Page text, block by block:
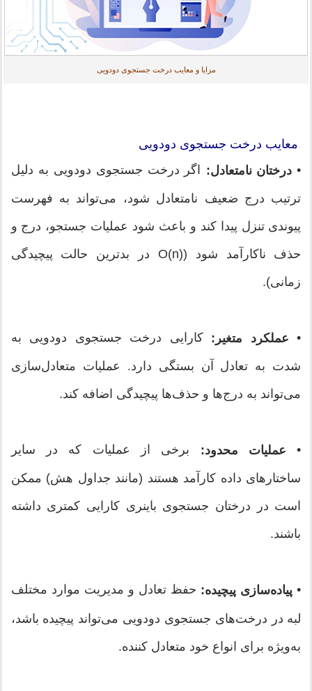
مزایا و معایب درخت جستجوی دودویی
معایب درخت جستجوی دودویی
• درختان نامتعادل: اگر درخت جستجوی دودویی به دلیل
ترتیب درج ضعیف نامتعادل شود، می‌تواند به فهرست
پیوندی تنزل پیدا کند و باعث شود عملیات جستجو، درج و
حذف ناکارآمد شود (O(n) در بدترین حالت پیچیدگی
زمانی).
• عملکرد متغیر: کارایی درخت جستجوی دودویی به
شدت به تعادل آن بستگی دارد. عملیات متعادل‌سازی
می‌تواند به درج‌ها و حذف‌ها پیچیدگی اضافه کند.
• عملیات محدود: برخی از عملیات که در سایر
ساختارهای داده کارآمد هستند (مانند جداول هش) ممکن
است در درختان جستجوی باینری کارایی کمتری داشته
باشند.
•پیاده‌سازی پیچیده: حفظ تعادل و مدیریت موارد مختلف
لبه در درخت‌های جستجوی دودویی می‌تواند پیچیده باشد،
به‌ویژه برای انواع خود متعادل کننده.